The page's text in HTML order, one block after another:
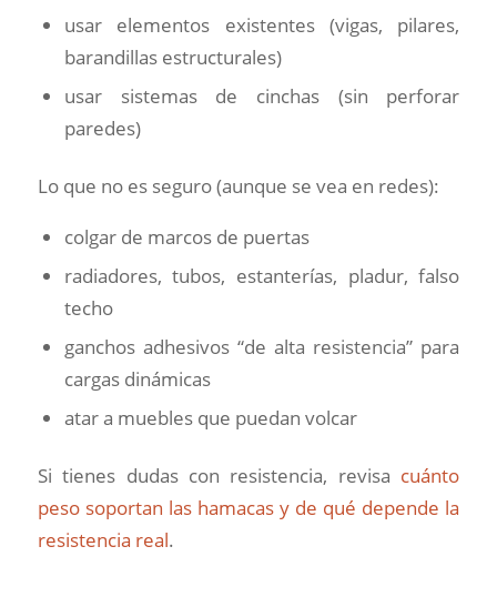
usar elementos existentes (vigas, pilares,
barandillas estructurales)
usar sistemas de cinchas (sin perforar
paredes)
Lo que no es seguro (aunque se vea en redes):
colgar de marcos de puertas
radiadores, tubos, estanterías, pladur, falso
techo
ganchos adhesivos “de alta resistencia” para
cargas dinámicas
atar a muebles que puedan volcar
Si tienes dudas con resistencia, revisa cuánto
peso soportan las hamacas y de qué depende la
resistencia real.